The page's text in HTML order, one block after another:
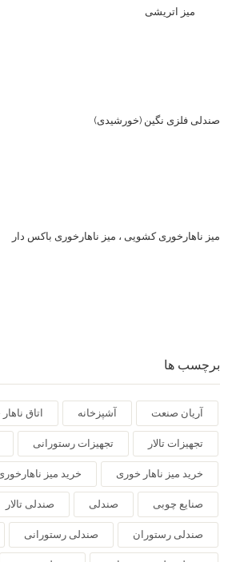
میز اتریشی
صندلی فلزی نگین (خورشیدی)
میز ناهارخوری کشویی ، میز ناهارخوری باکس دار
برچسب ها
آریان صنعت آشپزخانه اتاق
تجهیزات تالار تجهیزات رستورانی
خرید میز ناهار خوری خرید میز
صنایع چوبی صندلی صندلی تالار
صندلی رستوران صندلی رستورانی